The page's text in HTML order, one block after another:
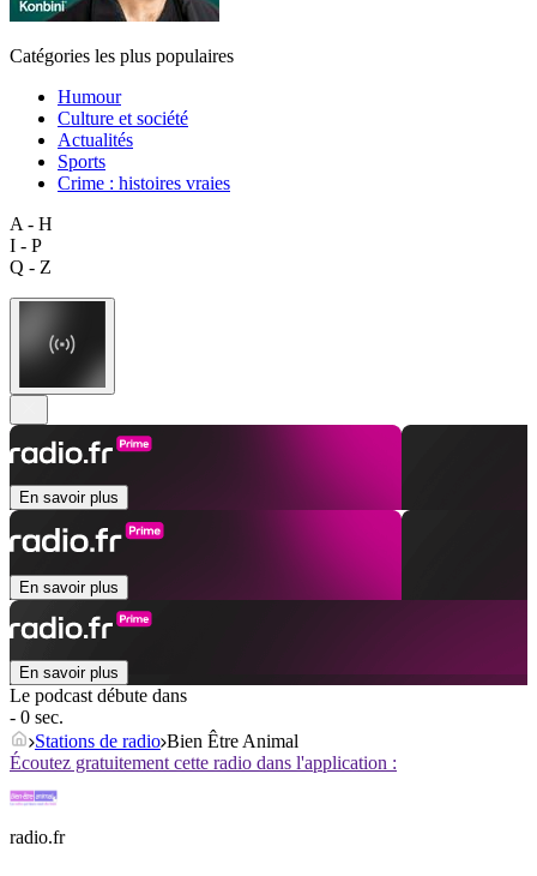
Catégories les plus populaires
Humour
Culture et société
Actualités
Sports
Crime : histoires vraies
A - H
I - P
Q - Z
En savoir plus
En savoir plus
En savoir plus
Le podcast débute dans
- 0 sec.
Stations de radio Bien Être Animal
Écoutez gratuitement cette radio dans l'application :
radio.fr